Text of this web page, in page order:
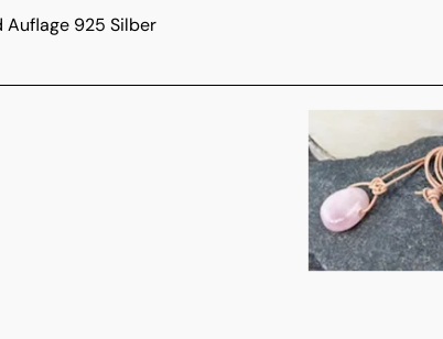
Auflage 925 Silber